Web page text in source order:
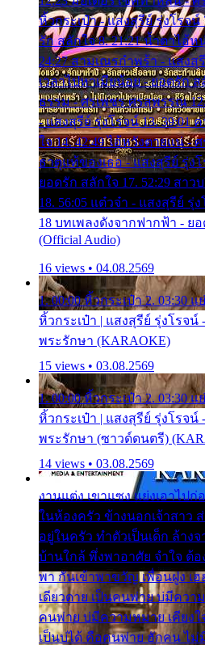
หิ้วกระเป๋า - แสงสุรีย์ รุ่งโรจน์
รัก สลักใจ 8. 21:21 น้ำตาไอ้
24:27 สามเณรกำพร้า - แสงสุ
เวลาไปหาเมียน้อย - ยอดรัก ส
ธรรม - ศรเพชร ศรสุพรรณ
- แสงสุรีย์ รุ่งโรจน์ 13. 39:01
ใจ 14. 42:49 ไอ้หวังตายแน่ -
ธาตุแท้ของเธอ - แสงสุรีย์ รุ่ง
ยอดรัก สลักใจ 17. 52:29 สา
18. 56:05 แต๋วจ๋า - แสงสุรีย์ รุ่
18 บทเพลงดังจากฟากฟ้า - ย
(Official Audio)
16 views • 04.08.2569
1. 00:00 หิ้วกระเป๋า 2. 03:30 แ
หิ้วกระเป๋า | แสงสุรีย์ รุ่งโรจน์
พระรักษา (KARAOKE)
15 views • 03.08.2569
1. 00:00 หิ้วกระเป๋า 2. 03:30 แ
หิ้วกระเป๋า | แสงสุรีย์ รุ่งโรจน์
พระรักษา (ซาวด์ดนตรี)
14 views • 03.08.2569
งานแต่ง เขาแซง แย่งเอาไป
ในห้องครัว ข้างนอกเจ้าสาว
อยู่ในครัว ทำตัวเป็นเด็ก ล้าง
บ้านใกล้ พึ่งพาอาศัย จำใจ ต้อ
พา กันเข้าพาขวัญ เพื่อนฝูง เ
เดียวดาย เป็นคนพ่าย บ่มีควา
คนพ่าย บ่มีความหมาย เคียงใ
เป็นบ่ได้ คือคนพ่าย ฮักคน ไม่